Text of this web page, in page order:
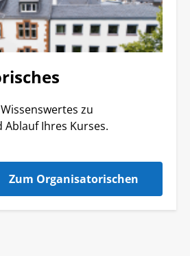
zu
Ihres Kurses.
Zum Organisatorischen